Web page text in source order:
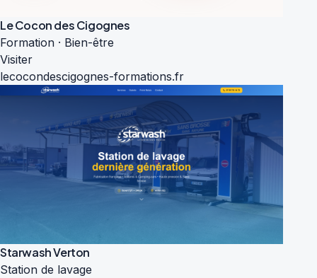
Le Cocon des Cigognes
Formation · Bien-être
Visiter
lecocondescigognes-formations.fr
Starwash Verton
Station de lavage